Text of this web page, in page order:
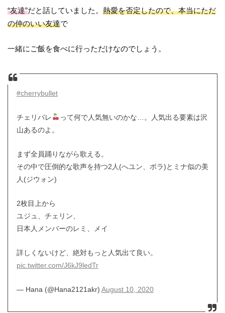
“友達”だと話していました。熱愛を否定したので、本当にただ
の仲のいい友達で
一緒にご飯を食べに行っただけなのでしょう。
#cherrybullet
チェリバレ
って何で人気無いのかな…。人気出る要素は沢
山あるのよ。
まず全員踊りながら歌える。
その中で圧倒的な歌声を持つ2人(へユン、ボラ)とミナ似の美
人(ジウォン)
2枚目上から
ユジュ、チェリン、
日本人メンバーのレミ、メイ
詳しくないけど、絶対もっと人気出て良い。
pic.twitter.com/J6kJ9ledTr
— Hana (@Hana2121akr) August 10, 2020